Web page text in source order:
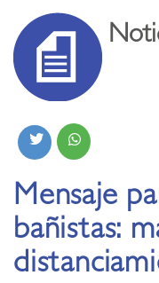
Mensaje
bañistas: